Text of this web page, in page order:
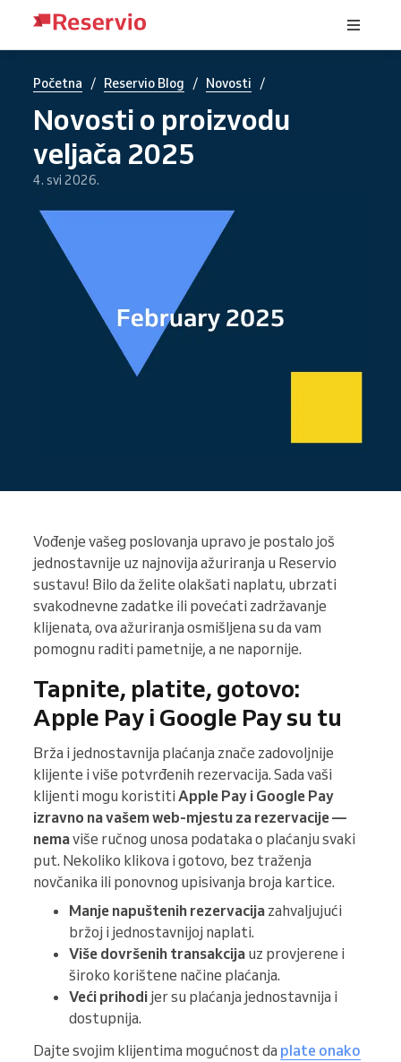
Početna / Reservio Blog / Novosti /
Novosti o proizvodu
veljača 2025
4. svi 2026.
Vođenje vašeg poslovanja upravo je postalo još
jednostavnije uz najnovija ažuriranja u Reservio
sustavu! Bilo da želite olakšati naplatu, ubrzati
svakodnevne zadatke ili povećati zadržavanje
klijenata, ova ažuriranja osmišljena su da vam
pomognu raditi pametnije, a ne napornije.
Tapnite, platite, gotovo:
Apple Pay i Google Pay su tu
Brža i jednostavnija plaćanja znače zadovoljnije
klijente i više potvrđenih rezervacija. Sada vaši
klijenti mogu koristiti Apple Pay i Google Pay
izravno na vašem web-mjestu za rezervacije —
nemaviše ručnog unosa podataka o plaćanju svaki
put. Nekoliko klikova i gotovo, bez traženja
novčanika ili ponovnog upisivanja broja kartice.
Manje napuštenih rezervacija zahvaljujući
bržoj i jednostavnijoj naplati.
Više dovršenih transakcija uz provjerene i
široko korištene načine plaćanja.
Veći prihodi jer su plaćanja jednostavnija i
dostupnija.
Dajte svojim klijentima mogućnost da plate onako